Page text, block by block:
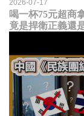
2026-07-17
喝一杯75元超商
竟是捍衛正義還